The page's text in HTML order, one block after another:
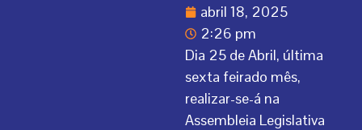
abril 18, 2025
2:26 pm
Dia 25 de Abril, última
sexta feirado mês,
realizar-se-á na
Assembleia Legislativa